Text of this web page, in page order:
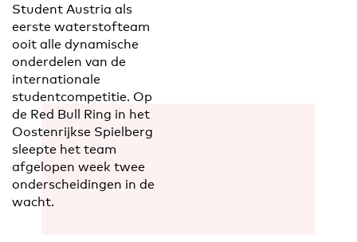
Student Austria als
eerste waterstofteam
ooit alle dynamische
onderdelen van de
internationale
studentcompetitie. Op
de Red Bull Ring in het
Oostenrijkse Spielberg
sleepte het team
afgelopen week twee
onderscheidingen in de
wacht.